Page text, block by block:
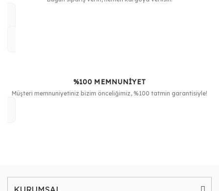
%100 MEMNUNİYET
Müşteri memnuniyetiniz bizim önceliğimiz, %100 tatmin garantisiyle!